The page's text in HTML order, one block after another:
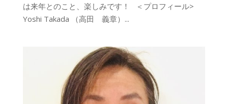
は来年とのこと、楽しみです！ ＜プロフィール>
Yoshi Takada （高田 義章）...